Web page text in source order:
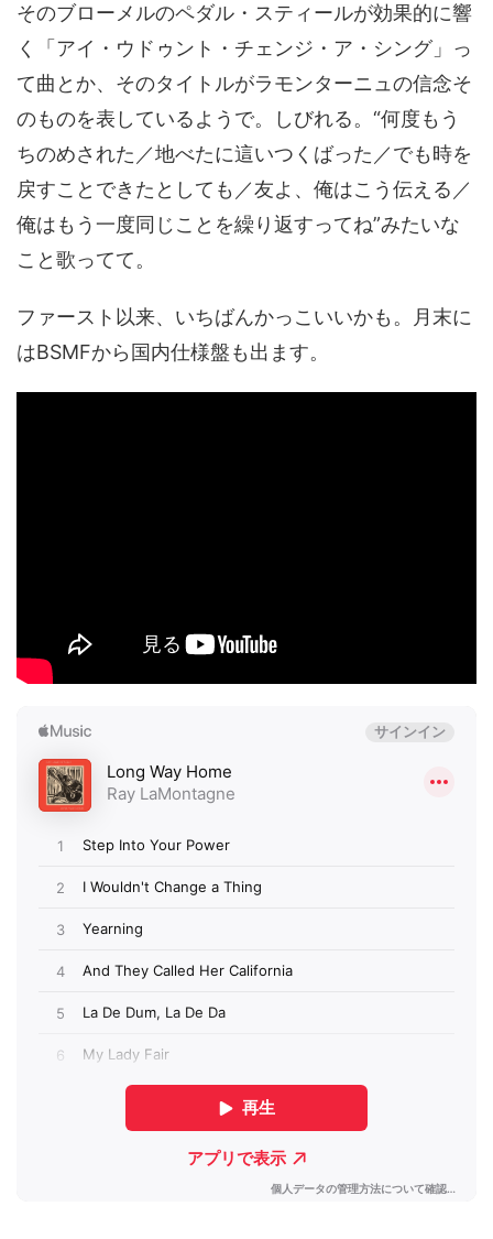
そのブローメルのペダル・スティールが効果的に響
く「アイ・ウドゥント・チェンジ・ア・シング」っ
て曲とか、そのタイトルがラモンターニュの信念そ
のものを表しているようで。しびれる。“何度もう
ちのめされた／地べたに這いつくばった／でも時を
戻すことできたとしても／友よ、俺はこう伝える／
俺はもう一度同じことを繰り返すってね”みたいな
こと歌ってて。
ファースト以来、いちばんかっこいいかも。月末に
はBSMFから国内仕様盤も出ます。